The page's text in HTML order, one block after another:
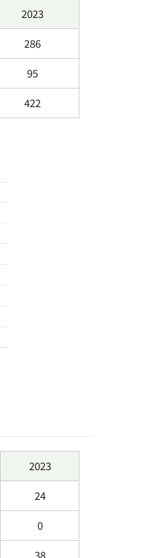
2023
286
95
422
2023
24
0
38